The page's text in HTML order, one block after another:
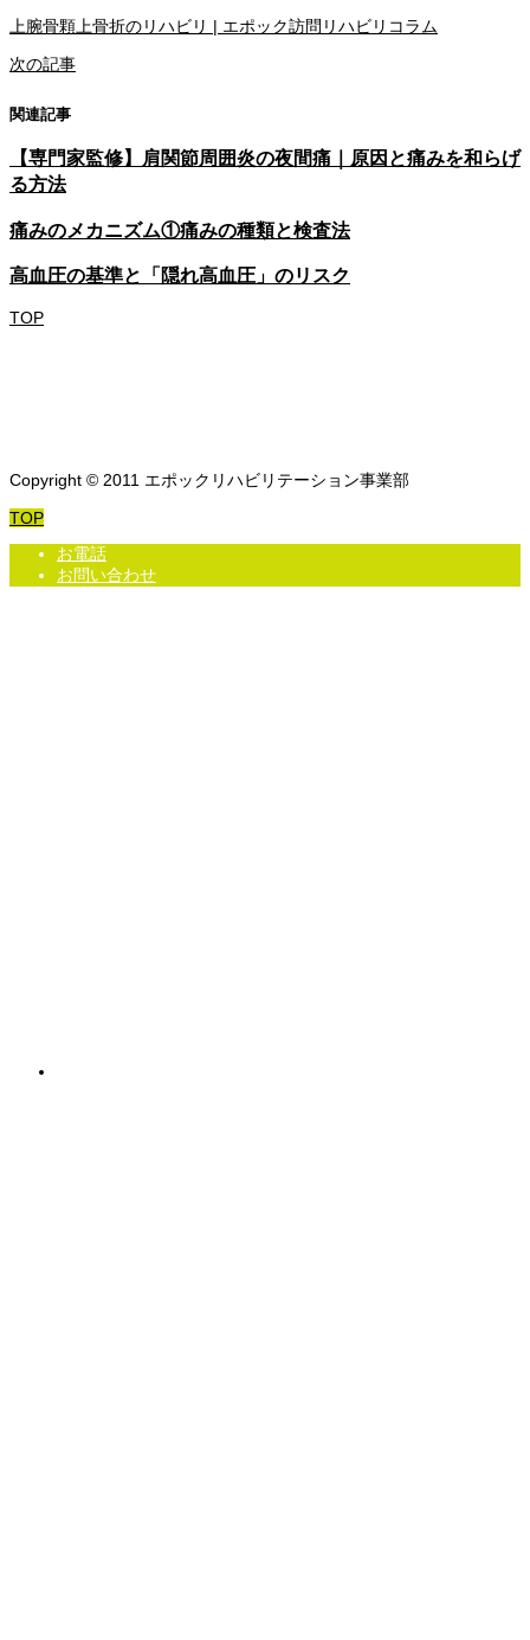
上腕骨顆上骨折のリハビリ | エポック訪問リハビリコラム
次の記事
関連記事
【専門家監修】肩関節周囲炎の夜間痛｜原因と痛みを和らげ
る方法
痛みのメカニズム①痛みの種類と検査法
高血圧の基準と「隠れ高血圧」のリスク
TOP
Copyright © 2011 エポックリハビリテーション事業部
TOP
お電話
お問い合わせ